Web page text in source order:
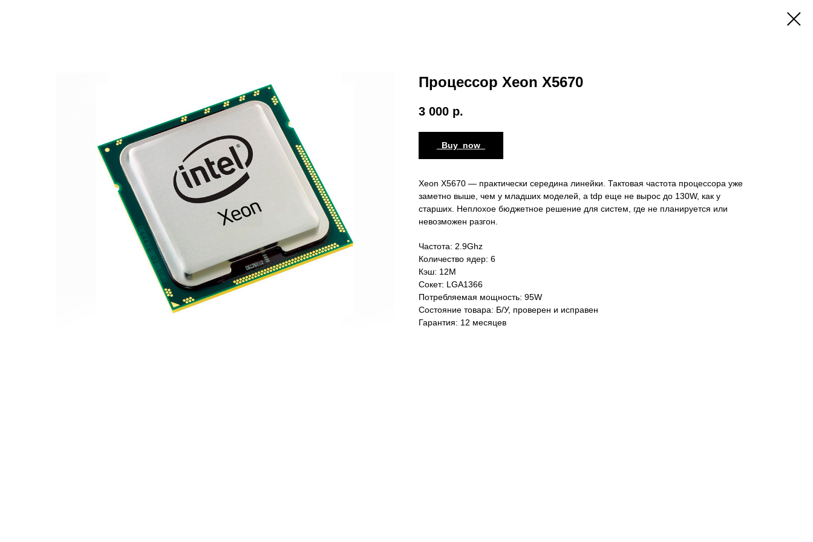
Процессор Xeon X5670
3 000 р.
_Buy_now_
Xeon X5670 — практически середина линейки. Тактовая частота процессора уже
заметно выше, чем у младших моделей, а tdp еще не вырос до 130W, как у
старших. Неплохое бюджетное решение для систем, где не планируется или
невозможен разгон.
Частота: 2.9Ghz
Количество ядер: 6
Кэш: 12M
Сокет: LGA1366
Потребляемая мощность: 95W
Состояние товара: Б/У, проверен и исправен
Гарантия: 12 месяцев